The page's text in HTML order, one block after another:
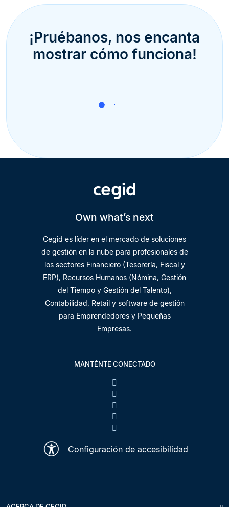
¡Pruébanos, nos encanta
mostrar cómo funciona!
Own what’s next
Cegid es líder en el mercado de soluciones
de gestión en la nube para profesionales de
los sectores Financiero (Tesorería, Fiscal y
ERP), Recursos Humanos (Nómina, Gestión
del Tiempo y Gestión del Talento),
Contabilidad, Retail y software de gestión
para Emprendedores y Pequeñas
Empresas.
MANTÉNTE CONECTADO
Configuración de accesibilidad